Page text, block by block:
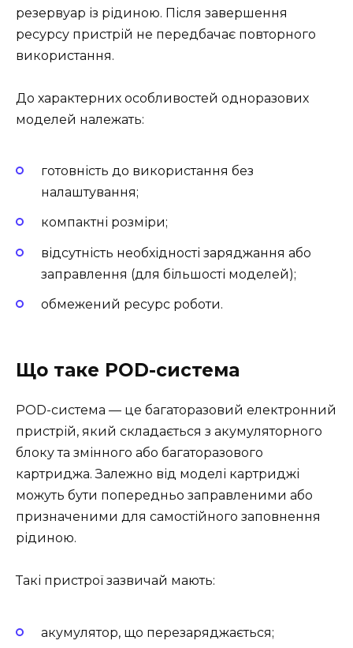
резервуар із рідиною. Після завершення
ресурсу пристрій не передбачає повторного
використання.
До характерних особливостей одноразових
моделей належать:
готовність до використання без
налаштування;
компактні розміри;
відсутність необхідності заряджання або
заправлення (для більшості моделей);
обмежений ресурс роботи.
Що таке POD-система
POD-система — це багаторазовий електронний
пристрій, який складається з акумуляторного
блоку та змінного або багаторазового
картриджа. Залежно від моделі картриджі
можуть бути попередньо заправленими або
призначеними для самостійного заповнення
рідиною.
Такі пристрої зазвичай мають:
акумулятор, що перезаряджається;